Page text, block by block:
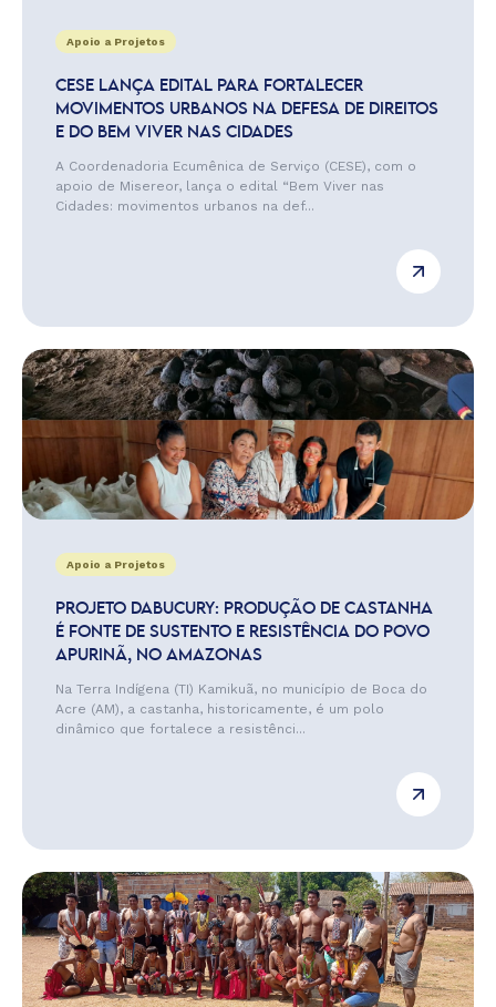
Apoio a Projetos
CESE LANÇA EDITAL PARA FORTALECER
MOVIMENTOS URBANOS NA DEFESA DE DIREITOS
E DO BEM VIVER NAS CIDADES
A Coordenadoria Ecumênica de Serviço (CESE), com o
apoio de Misereor, lança o edital “Bem Viver nas
Cidades: movimentos urbanos na def...
Apoio a Projetos
PROJETO DABUCURY: PRODUÇÃO DE CASTANHA
É FONTE DE SUSTENTO E RESISTÊNCIA DO POVO
APURINÃ, NO AMAZONAS
Na Terra Indígena (TI) Kamikuã, no município de Boca do
Acre (AM), a castanha, historicamente, é um polo
dinâmico que fortalece a resistênci...